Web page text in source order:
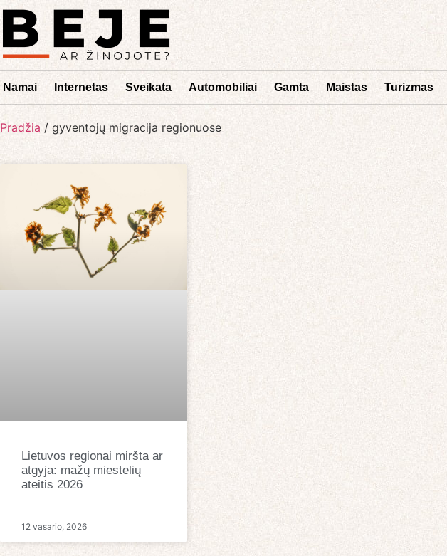
Namai Internetas Sveikata Automobiliai Gamta Maistas Turizmas
Pradžia / gyventojų migracija regionuose
Lietuvos regionai miršta ar
atgyja: mažų miestelių
ateitis 2026
12 vasario, 2026